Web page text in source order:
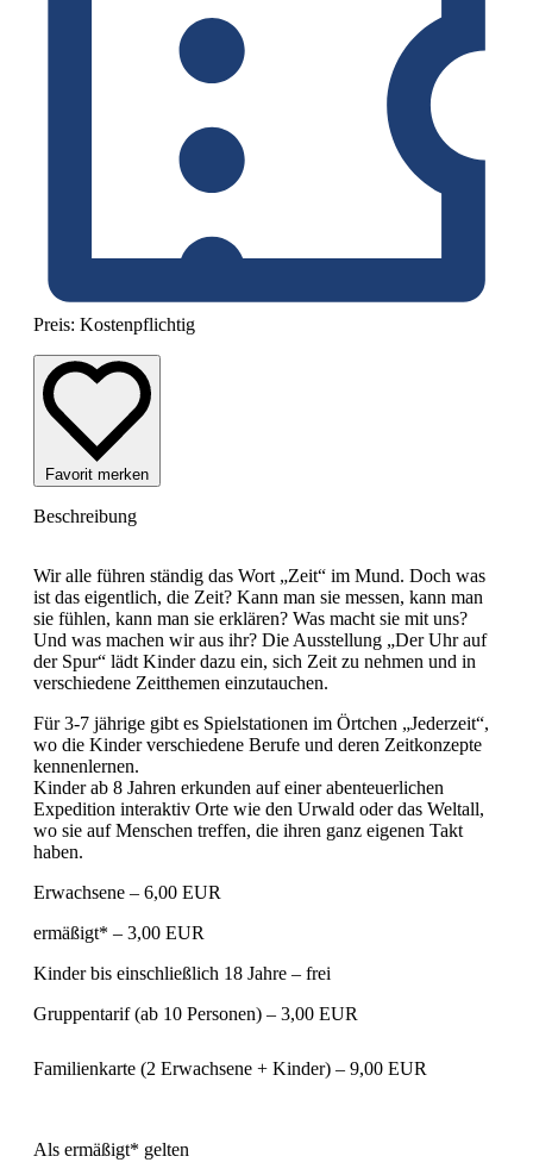
Preis: Kostenpflichtig
Favorit merken
Beschreibung
Wir alle führen ständig das Wort „Zeit“ im Mund. Doch was
ist das eigentlich, die Zeit? Kann man sie messen, kann man
sie fühlen, kann man sie erklären? Was macht sie mit uns?
Und was machen wir aus ihr? Die Ausstellung „Der Uhr auf
der Spur“ lädt Kinder dazu ein, sich Zeit zu nehmen und in
verschiedene Zeitthemen einzutauchen.
Für 3-7 jährige gibt es Spielstationen im Örtchen „Jederzeit“,
wo die Kinder verschiedene Berufe und deren Zeitkonzepte
kennenlernen.
Kinder ab 8 Jahren erkunden auf einer abenteuerlichen
Expedition interaktiv Orte wie den Urwald oder das Weltall,
wo sie auf Menschen treffen, die ihren ganz eigenen Takt
haben.
Erwachsene – 6,00 EUR
ermäßigt* – 3,00 EUR
Kinder bis einschließlich 18 Jahre – frei
Gruppentarif (ab 10 Personen) – 3,00 EUR
Familienkarte (2 Erwachsene + Kinder) – 9,00 EUR
Als ermäßigt* gelten